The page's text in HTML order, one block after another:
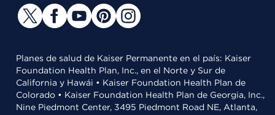
Planes de salud de Kaiser Permanente en el país: Kaiser
Foundation Health Plan, Inc., en el Norte y Sur de
California y Hawái • Kaiser Foundation Health Plan de
Colorado • Kaiser Foundation Health Plan de Georgia, Inc.,
Nine Piedmont Center, 3495 Piedmont Road NE, Atlanta,